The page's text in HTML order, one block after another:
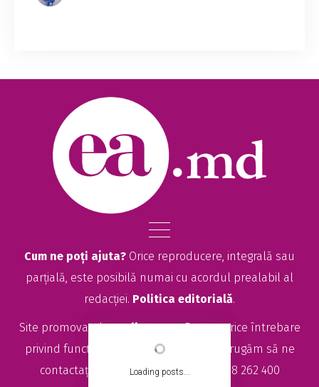
Loading posts...
asupra importanței alimentației naturale în p...
Cum ne poți ajuta? Orice reproducere, integrală sau
parțială, este posibilă numai cu acordul prealabil al
redacției. Politica editorială.
Site promovat deseolitte.com. Pentru orice întrebare
privind funcționarea site-ului EA.md, vă rugăm să ne
contactați la
sales@ea.mdsau +373 78 262 400